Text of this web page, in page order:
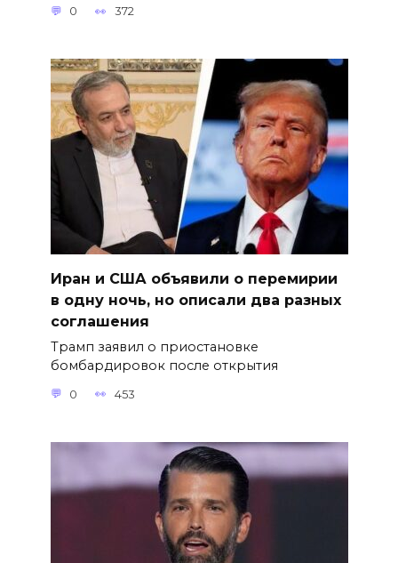
0 372
Иран и США объявили о перемирии
в одну ночь, но описали два разных
соглашения
Трамп заявил о приостановке
бомбардировок после открытия
0 453